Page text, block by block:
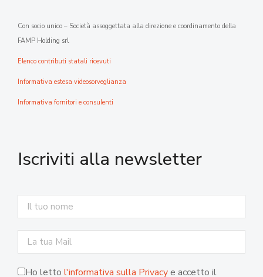
Con socio unico – Società assoggettata alla direzione e coordinamento della
FAMP Holding srl
Elenco contributi statali ricevuti
Informativa estesa videosorveglianza
Informativa fornitori e consulenti
Iscriviti alla newsletter
Ho letto l'informativa sulla Privacye accetto il